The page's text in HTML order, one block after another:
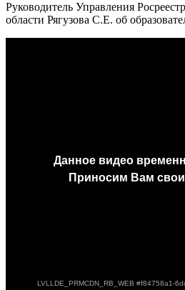
Руководитель Управления
области Рягузова С.Е. об